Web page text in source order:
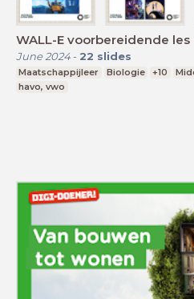
WALL-E voorbereidende
June 2024- 22 slides
Maatschappijleer Biologie +10
havo, vwo